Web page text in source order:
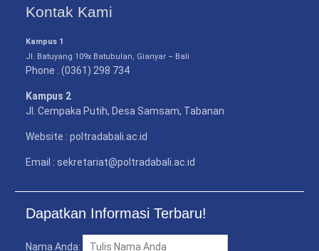
Kontak Kami
Kampus 1
Jl. Batuyang 109x Batubulan, Gianyar – Bali
Phone : (0361) 298 734
Kampus 2
Jl. Cempaka Putih, Desa Samsam, Tabanan
Website : poltradabali.ac.id
Email : sekretariat@poltradabali.ac.id
Dapatkan Informasi Terbaru!
Nama Anda: